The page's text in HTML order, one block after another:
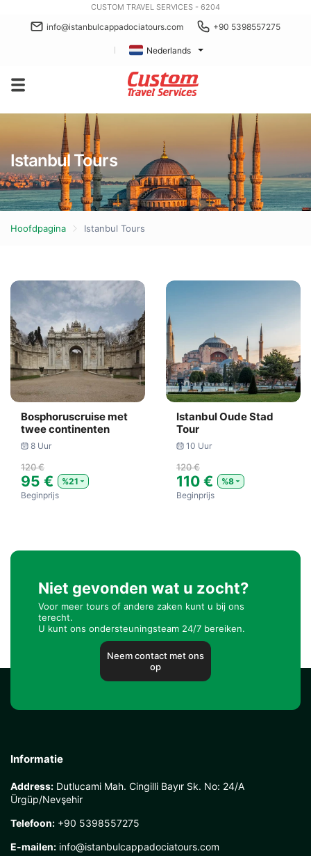
CUSTOM TRAVEL SERVICES - 6204
info@istanbulcappadociatours.com +90 5398557275
Nederlands
Istanbul Tours
Hoofdpagina Istanbul Tours
Bosphoruscruise met
twee continenten
8 Uur
120 €
95 €
%21
Beginprijs
Istanbul Oude Stad
Tour
10 Uur
120 €
110 €
%8
Beginprijs
Niet gevonden wat u zocht?
Voor meer tours of andere zaken kunt u bij ons
terecht.
U kunt ons ondersteuningsteam 24/7 bereiken.
Neem contact met ons
op
Informatie
Address: Dutlucami Mah. Cingilli Bayır Sk. No: 24/A
Ürgüp/Nevşehir
Telefoon: +90 5398557275
E-mailen: info@istanbulcappadociatours.com